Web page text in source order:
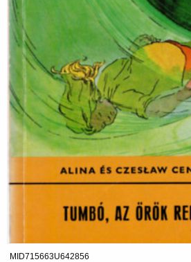
MID715663U642856